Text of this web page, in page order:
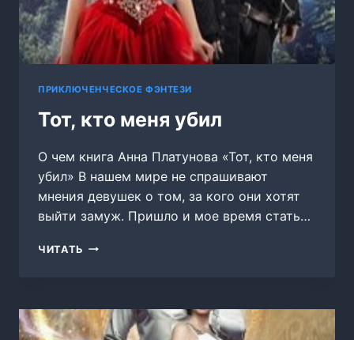
ПРИКЛЮЧЕНЧЕСКОЕ ФЭНТЕЗИ
Тот, кто меня убил
О чем книга Анна Платунова «Тот, кто меня
убил» В нашем мире не спрашивают
мнения девушек о том, за кого они хотят
выйти замуж. Пришло и мое время стать…
ЧИТАТЬ ТОТ,